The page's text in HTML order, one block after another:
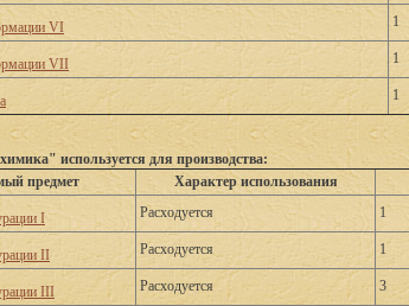
VI 1
VII 1
1
используется для производства:
предмет
Характер использования
I Расходуется 1
II Расходуется 1
III Расходуется 3